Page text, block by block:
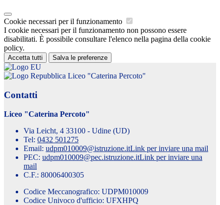
Cookie necessari per il funzionamento
I cookie necessari per il funzionamento non possono essere
disabilitati. È possibile consultare l'elenco nella pagina della cookie
policy.
Accetta tutti Salva le preferenze
Liceo "Caterina Percoto"
Contatti
Liceo "Caterina Percoto"
Via Leicht, 4 33100 - Udine (UD)
Tel: 0432 501275
Email: udpm010009@istruzione.itLink per inviare una mail
PEC: udpm010009@pec.istruzione.itLink per inviare una
mail
C.F.: 80006400305
Codice Meccanografico: UDPM010009
Codice Univoco d'ufficio: UFXHPQ